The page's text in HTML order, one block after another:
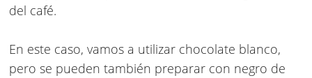
del café.
En este caso, vamos a utilizar chocolate blanco,
pero se pueden también preparar con negro de